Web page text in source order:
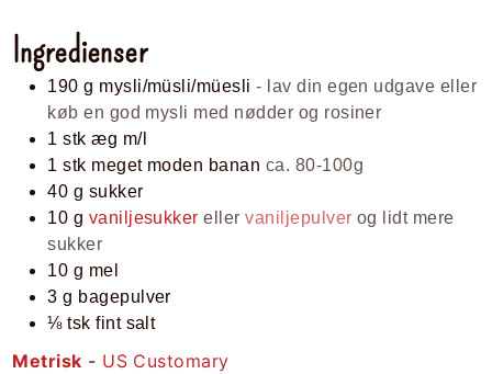
Ingredienser
190 g mysli/müsli/müesli - lav din egen udgave eller
køb en god mysli med nødder og rosiner
1 stk æg m/l
1 stk meget moden banan ca. 80-100g
40 g sukker
10 g vaniljesukker ellervaniljepulver og lidt mere
sukker
10 g mel
3 g bagepulver
⅛ tsk fint salt
Metrisk - US Customary